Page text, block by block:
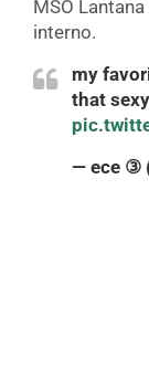
MSO
interno.
my
that
— ece ③